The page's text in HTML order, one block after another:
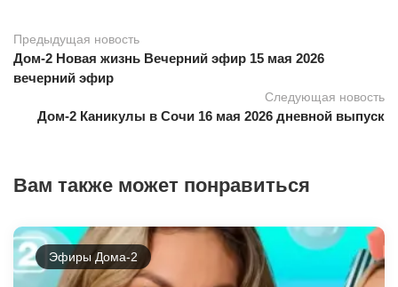
Предыдущая новость
Дом-2 Новая жизнь Вечерний эфир 15 мая 2026
вечерний эфир
Следующая новость
Дом-2 Каникулы в Сочи 16 мая 2026 дневной выпуск
Вам также может понравиться
Эфиры Дома-2